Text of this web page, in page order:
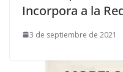
Incorpora a la
3 de septiembre de 2021